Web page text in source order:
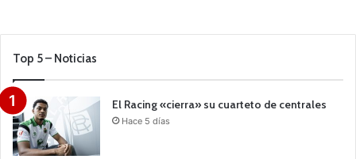
Top 5 – Noticias
El Racing «cierra» su cuarteto de centrales
Hace 5 días